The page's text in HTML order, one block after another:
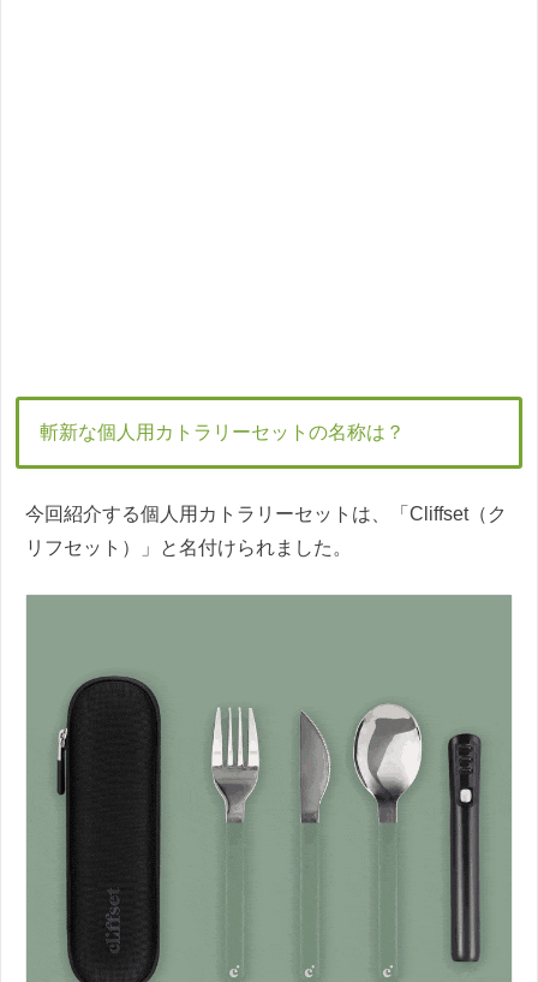
斬新な個人用カトラリーセットの名称は？
今回紹介する個人用カトラリーセットは、「Cliffset（ク
リフセット）」と名付けられました。